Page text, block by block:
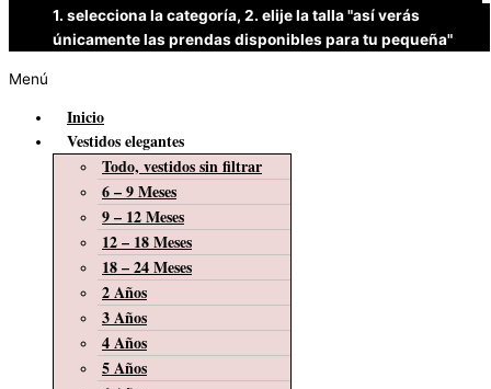
1. selecciona la categoría, 2. elije la talla "así verás
únicamente las prendas disponibles para tu pequeña"
Menú
Inicio
Vestidos elegantes
Todo, vestidos sin filtrar
6 – 9 Meses
9 – 12 Meses
12 – 18 Meses
18 – 24 Meses
2 Años
3 Años
4 Años
5 Años